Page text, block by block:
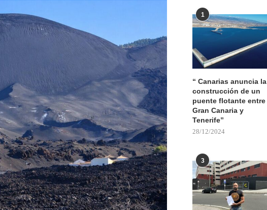
1
“ Canarias anuncia la
construcción de un
puente flotante entre
Gran Canaria y
Tenerife”
28/12/2024
3